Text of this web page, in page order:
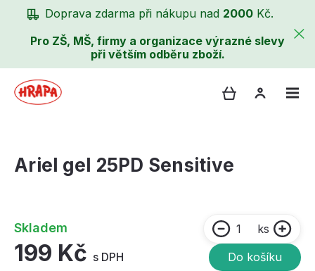
Doprava zdarma při nákupu nad 2000 Kč.
Pro ZŠ, MŠ, firmy a organizace výrazné slevy
při větším odběru zboží.
Ariel gel 25PD Sensitive
Skladem
199 Kč s DPH
ks
Do košíku